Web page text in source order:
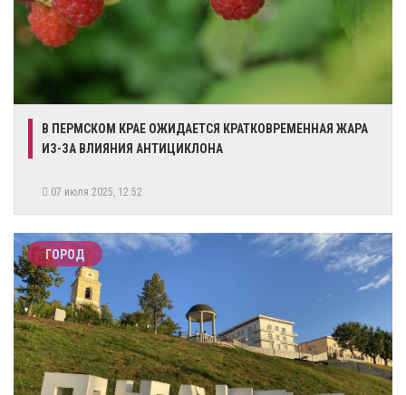
​В ПЕРМСКОМ КРАЕ ОЖИДАЕТСЯ КРАТКОВРЕМЕННАЯ ЖАРА
ИЗ-ЗА ВЛИЯНИЯ АНТИЦИКЛОНА
07 июля 2025, 12:52
ГОРОД